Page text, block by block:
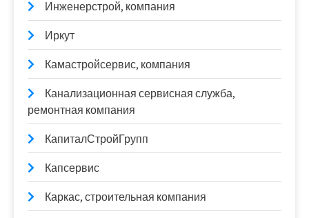
Инженерстрой, компания
Иркут
Камастройсервис, компания
Канализационная сервисная служба,
ремонтная компания
КапиталСтройГрупп
Капсервис
Каркас, строительная компания